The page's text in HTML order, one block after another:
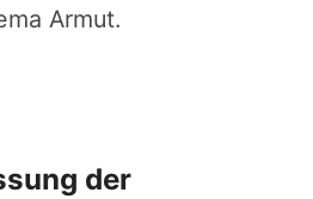
Armut.
der